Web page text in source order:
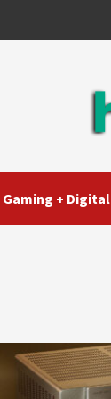
Gaming + Digital